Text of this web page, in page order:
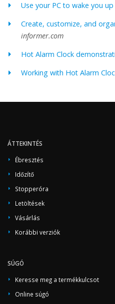
Use your PC to wake you up
Create, customize, and
informer.com
Hot Alarm Clock
Working with Hot Alarm
ÁTTEKINTÉS
Ébresztés
Időzítő
Stopperóra
Letöltések
Vásárlás
Korábbi verziók
SÚGÓ
Keresse meg a termékkulcsot
Online súgó